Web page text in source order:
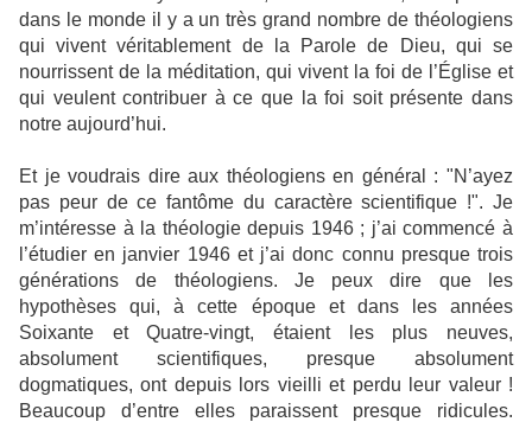
dans le monde il y a un très grand nombre de théologiens
qui vivent véritablement de la Parole de Dieu, qui se
nourrissent de la méditation, qui vivent la foi de l’Église et
qui veulent contribuer à ce que la foi soit présente dans
notre aujourd’hui.
Et je voudrais dire aux théologiens en général : "N’ayez
pas peur de ce fantôme du caractère scientifique !". Je
m’intéresse à la théologie depuis 1946 ; j’ai commencé à
l’étudier en janvier 1946 et j’ai donc connu presque trois
générations de théologiens. Je peux dire que les
hypothèses qui, à cette époque et dans les années
Soixante et Quatre-vingt, étaient les plus neuves,
absolument scientifiques, presque absolument
dogmatiques, ont depuis lors vieilli et perdu leur valeur !
Beaucoup d’entre elles paraissent presque ridicules.